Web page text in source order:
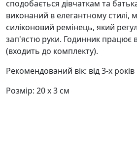
сподобається дівчаткам та
виконаний в елегантному стилі,
силіконовий ремінець, який
зап'ястю руки. Годинник працює
(входить до комплекту).
Рекомендований вік: від 3-х років
Розмір: 20 х 3 см